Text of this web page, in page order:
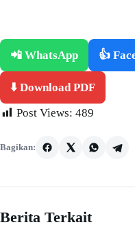
📲 WhatsApp 👍
⬇️ Download PDF
Post Views: 489
Bagikan:
Berita Terkait